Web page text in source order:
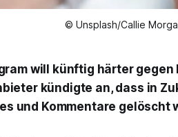
© Unsplash/Callie
will künftig härter gegen
kündigte an, dass in
und Kommentare gelöscht